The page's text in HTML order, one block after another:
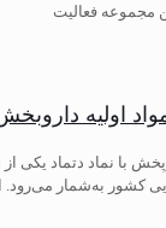
مجموعه فعالیت
اولیه
با نماد دتماد یکی
کشور به‌شمار